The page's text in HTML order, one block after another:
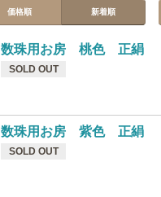
価格順 新着順
数珠用お房 桃色 正絹
SOLD OUT
数珠用お房 紫色 正絹
SOLD OUT